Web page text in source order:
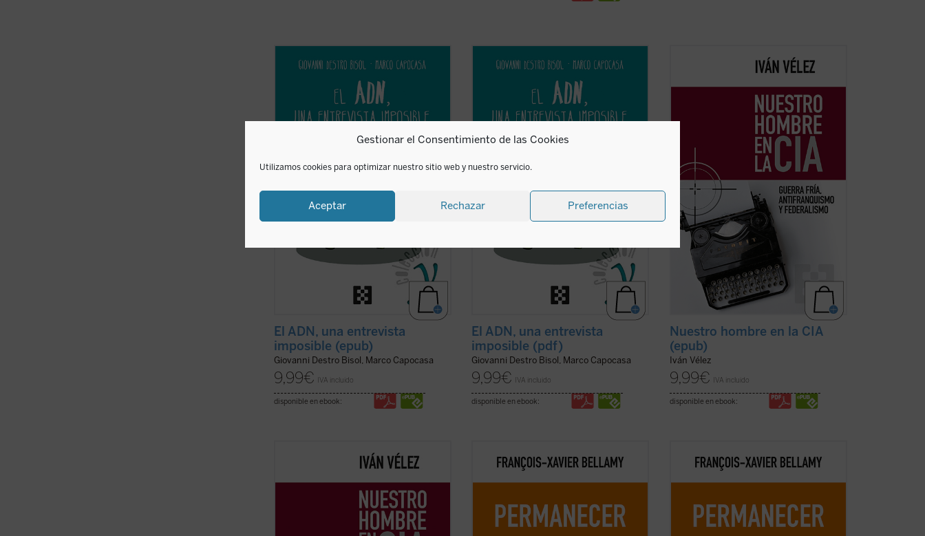
Gestionar el Consentimiento de las Cookies
Utilizamos cookies para optimizar nuestro sitio web y nuestro servicio.
Aceptar Rechazar Preferencias
Más allá de su aparente popularidad,
itinerario científico que lo ha convertido
en un icono de la biología? Quizá alguna
cosa, pero probablemente no lo que más
El ADN, una entrevista
imposible (epub)
Giovanni Destro Bisol, Marco Capocasa
9,99€ IVA incluido
disponible en ebook:
Más allá de su aparente popularidad,
itinerario científico que lo ha convertido
en un icono de la biología? Quizá alguna
cosa, pero probablemente no lo que más
Los ...(ver ficha)
El ADN, una entrevista
imposible (pdf)
Giovanni Destro Bisol, Marco Capocasa
9,99€ IVA incluido
disponible en ebook:
En la España de los años sesenta del
de distintas procedencias, convergieron
bajo las siglas del Congreso por la
Libertad de la Cultura (CLC), entidad
alentada por organizaciones
estadounidenses dedicadas a ... (ver
Nuestro hombre en la CIA
(epub)
Iván Vélez
9,99€ IVA incluido
disponible en ebook:
En la España de los años sesenta del
de distintas procedencias, convergieron
bajo las siglas del Congreso por la
Libertad de la Cultura (CLC), entidad
alentada por organizaciones
Esta época se entrega a la velocidad, al
cambio, a hacer más y más, más y más
deprisa. No sabemos con claridad hacia
«progreso»; pero tenemos que seguir
corriendo. Solo que correr también
Esta época se entrega a la velocidad, al
cambio, a hacer más y más, más y más
deprisa. No sabemos con claridad hacia
«progreso»; pero tenemos que seguir
corriendo. Solo que correr también